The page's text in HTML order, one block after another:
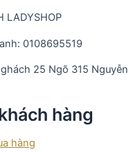
LADYSHOP
0108695519
25 Ngõ 315 Nguyễn
hàng
hàng